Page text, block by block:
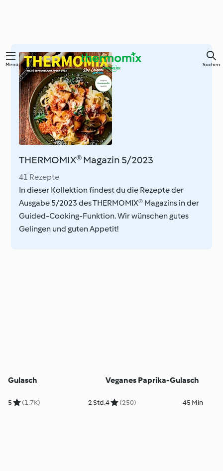
Springe
Hauptinhalt
Menü Suchen
THERMOMIX® Magazin 5/2023
41 Rezepte
In dieser Kollektion findest du die Rezepte der
Ausgabe 5/2023 des THERMOMIX® Magazins in der
Guided-Cooking-Funktion. Wir wünschen gutes
Gelingen und guten Appetit!
Gulasch
5 (1.7K) 2 Std.
Veganes Paprika-Gulasch
4 (250) 45 Min